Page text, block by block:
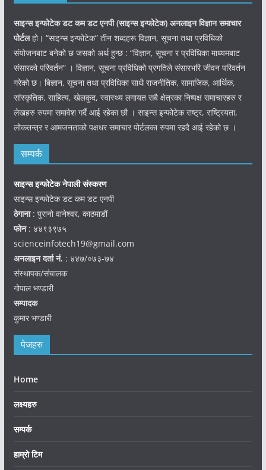
साइन्स इन्फोटेक डट कम डट एनपी (साइन्सइन्फोटेक) अनलाइन विज्ञान समाचार
पोर्टलहो। “साइन्स इन्फोटेक” तीन शब्दहरू विज्ञान, सूचना तथा प्रविधिको
संयोजनबाट बनेको छ जसको अर्थ हुन्छ : “विज्ञान, सूचना र प्रविधिका माध्यमबाट
संसारको परिवर्तन” । विज्ञान, सूचना प्रविधिको प्रगतिले संसारभरि जीवन परिवर्तन
गरेको छ। बिज्ञान, सूचना तथा प्रविधिका साथै राजनीतिक, सामाजिक, आर्थिक,
सांस्कृतिक, साहित्य, खेलकुद, स्वास्थ्य लगायत सबै क्षेत्रका निष्पक्ष समाचारहरु र
लेखहरु रुपमा समावेश गर्दै आई रहेका छौ । साइन्स इन्फोटेक राष्ट्र, राष्ट्रियता,
लोकतन्त्र र आमजनताको पक्षधर समाचार पोर्टलका रुपमा रहदै आई रहेको छ ।
सम्पर्क
साइन्स इन्फोटेक नेपाली संस्करण
साइन्स इन्फोटेक डट कम डट एनपी
ठेगाना: पुरानो वानेश्वर, काठमाडौं
फोन: ४४९३९७५
scienceinfotech19@gmail.com
अनलाइन दर्ता नं. : ४४७/०७३-७४
संस्थापक/संचालक
गोपाल भण्डारी
सम्पादक
कुमार भण्डारी
पेजहरु
Home
लक्ष्यहरु
सम्पर्क
हाम्रो टिम